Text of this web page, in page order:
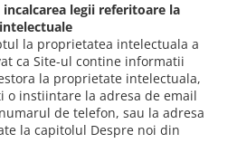
legii referitoare la
la proprietatea intelectuala a
ca Site-ul contine informatii
la proprietate intelectuala,
o instiintare la adresa de email
de telefon, sau la adresa
la capitolul Despre noi din